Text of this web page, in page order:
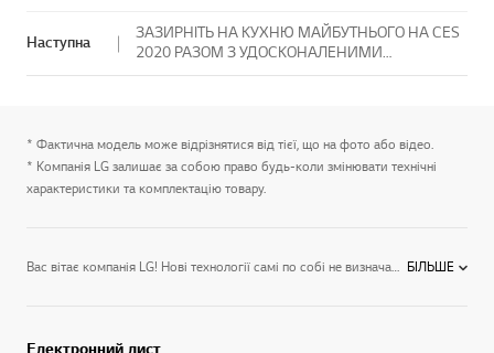
Наступна
ЗАЗИРНІТЬ НА КУХНЮ МАЙБУТНЬОГО НА CES
2020 РАЗОМ З УДОСКОНАЛЕНИМИ
ХОЛОДИЛЬНИКАМИ INSTAVIEW ВІД LG
* Фактична модель може відрізнятися від тієї, що на фото або відео.
* Компанія LG залишає за собою право будь-коли змінювати технічні
характеристики та комплектацію товару.
Вас вітає компанія LG! Нові технології самі по собі не визначають якість життя. Яскраві відчуття та задоволення від їх використання – ось, що важливо! Компанія БІЛЬШЕ
Електронний лист